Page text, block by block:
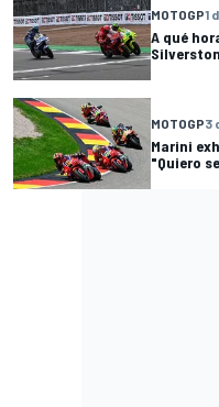
MOTOGP1 d
A qué
MOTOGP3
Marini
"Quiero